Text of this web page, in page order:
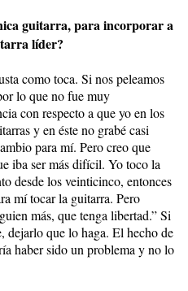
guitarra, para incorporar a
líder?
como toca. Si nos peleamos
lo que no fue muy
con respecto a que yo en los
y en éste no grabé casi
para mí. Pero creo que
iba ser más difícil. Yo toco la
desde los veinticinco, entonces
mí tocar la guitarra. Pero
más, que tenga libertad.” Si
dejarlo que lo haga. El hecho de
haber sido un problema y no lo